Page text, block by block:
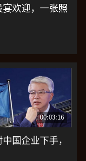
欢迎，一张照
00:03:16
国企业下手，